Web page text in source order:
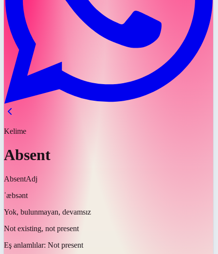
Kelime
Absent
AbsentAdj
ˈæbsənt
Yok, bulunmayan, devamsız
Not existing, not present
Eş anlamlılar: Not present